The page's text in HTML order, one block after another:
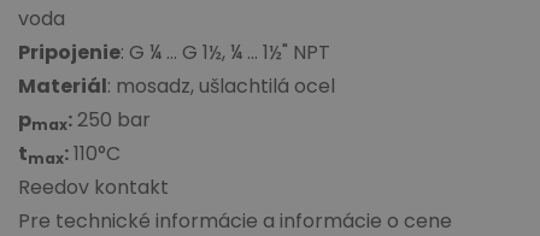
voda
Pripojenie: G ¼ ... G 1½, ¼ ... 1½" NPT
Materiál: mosadz, ušlachtilá ocel
pmax:250 bar
tmax:110°C
Reedov kontakt
Pre technické informácie a informácie o cene